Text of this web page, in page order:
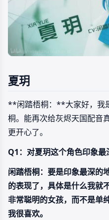
夏玥
**闲踏梧桐：**大家好，我
桐。能再次给灰烬天国配音
更开心了。
Q1：对夏玥这个角色印象最
闲踏梧桐： 要是印象最深的
的表现了，具体是什么我就
非常聪明的女孩，而不是单
我很喜欢。